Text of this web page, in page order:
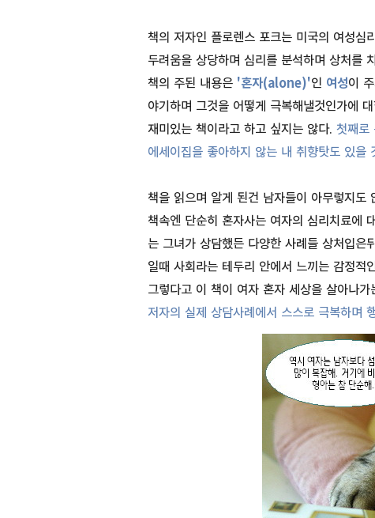
책의 저자인 플로렌스 포크는 미국의 여성심
두려움을 상당하며 심리를 분석하며 상처를
책의 주된 내용은 '혼자(alone)'인 여성이
야기하며 그것을 어떻게 극복해낼것인가에
재미있는 책이라고 하고 싶지는 않다. 첫째로
에세이집을 좋아하지 않는 내 취향탓도 있을
책을 읽으며 알게 된건 남자들이 아무렇지도
책속엔 단순히 혼자사는 여자의 심리치료에
는 그녀가 상담했든 다양한 사례들 상처입
일때 사회라는 테두리 안에서 느끼는 감정
그렇다고 이 책이 여자 혼자 세상을 살아나
저자의 실제 상담사례에서 스스로 극복하며